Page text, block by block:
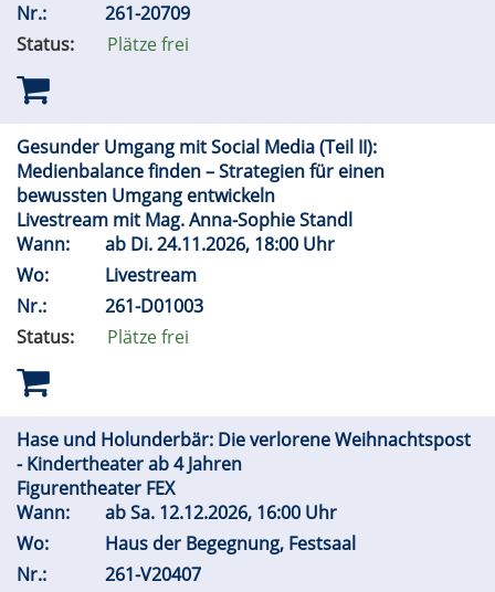
Nr.:
261-20709
Status:
Plätze frei
Gesunder Umgang mit Social Media (Teil II):
Medienbalance finden – Strategien für einen
bewussten Umgang entwickeln
Livestream mit Mag. Anna-Sophie Standl
Wann:
ab Di.24.11.2026, 18:00 Uhr
Wo:
Livestream
Nr.:
261-D01003
Status:
Plätze frei
Hase und Holunderbär: Die verlorene Weihnachtspost
- Kindertheater ab 4 Jahren
Figurentheater FEX
Wann:
abSa. 12.12.2026, 16:00 Uhr
Wo:
Haus der Begegnung, Festsaal
Nr.:
261-V20407